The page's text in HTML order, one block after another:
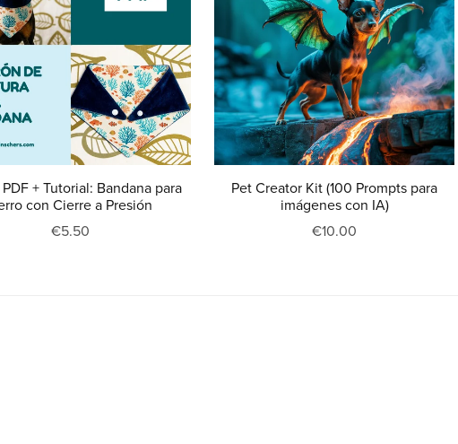
+ Tutorial: Bandana para
con Cierre a Presión
€5.50
Pet Creator Kit (100 Prompts para
imágenes con IA)
€10.00